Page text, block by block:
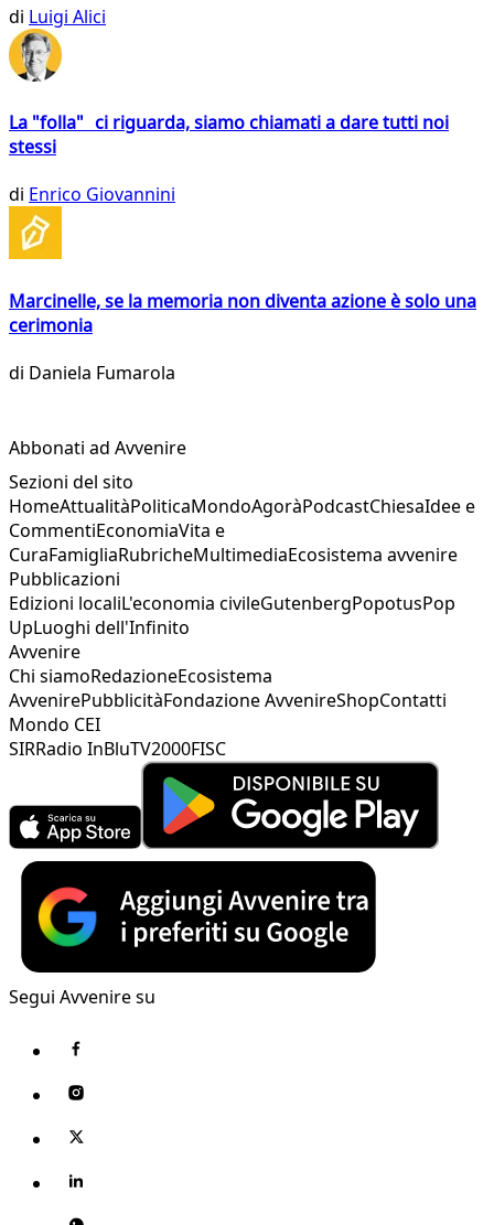
di Luigi Alici
La "folla" ci riguarda, siamo chiamati a dare tutti noi
stessi
di Enrico Giovannini
Marcinelle, se la memoria non diventa azione è solo una
cerimonia
di Daniela Fumarola
Abbonati ad Avvenire
Sezioni del sito
HomeAttualitàPoliticaMondoAgoràPodcastChiesaIdee e
CommentiEconomiaVita e
CuraFamigliaRubricheMultimediaEcosistema avvenire
Pubblicazioni
Edizioni localiL'economia civileGutenbergPopotusPop
UpLuoghi dell'Infinito
Avvenire
Chi siamoRedazioneEcosistema
AvvenirePubblicitàFondazione AvvenireShopContatti
Mondo CEI
SIRRadio InBluTV2000FISC
Segui Avvenire su